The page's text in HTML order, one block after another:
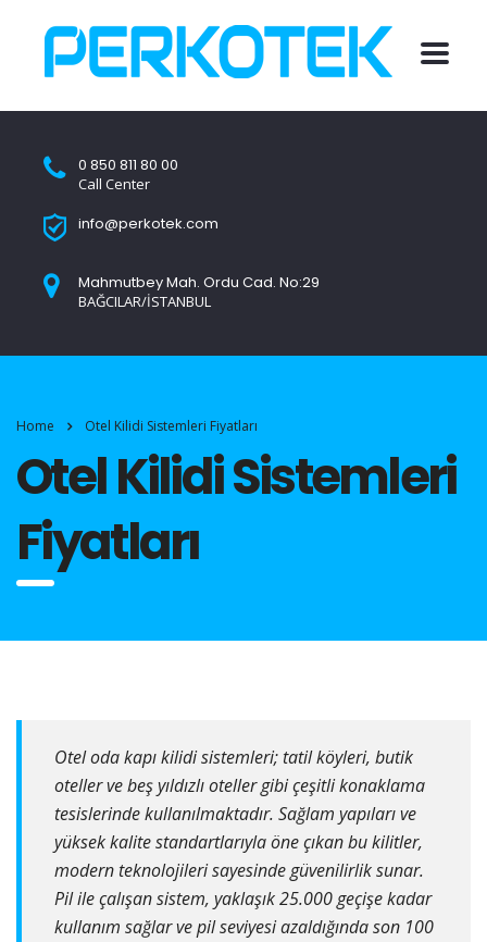
0 850 811 80 00
Call Center
info@perkotek.com
Mahmutbey Mah. Ordu Cad. No:29
BAĞCILAR/İSTANBUL
Home Otel Kilidi Sistemleri Fiyatları
Otel Kilidi Sistemleri
Fiyatları
Otel oda kapı kilidi sistemleri; tatil köyleri, butik
oteller ve beş yıldızlı oteller gibi çeşitli konaklama
tesislerinde kullanılmaktadır. Sağlam yapıları ve
yüksek kalite standartlarıyla öne çıkan bu kilitler,
modern teknolojileri sayesinde güvenilirlik sunar.
Pil ile çalışan sistem, yaklaşık 25.000 geçişe kadar
kullanım sağlar ve pil seviyesi azaldığında son 100